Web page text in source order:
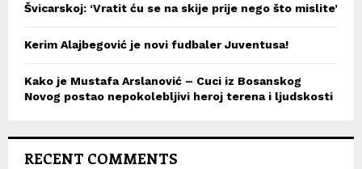
Švicarskoj: ‘Vratit ću se na skije prije nego što mislite’
Kerim Alajbegović je novi fudbaler Juventusa!
Kako je Mustafa Arslanović – Cuci iz Bosanskog
Novog postao nepokolebljivi heroj terena i ljudskosti
RECENT COMMENTS